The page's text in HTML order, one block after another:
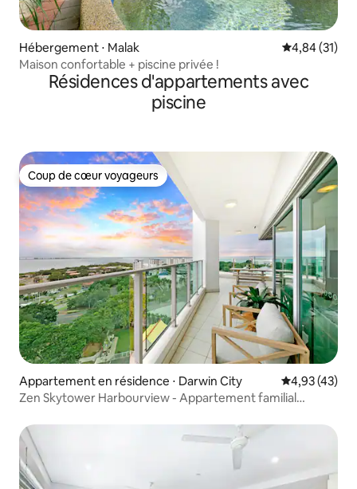
Hébergement ⋅ Malak Évaluation
4,84 (31)
Maison confortable + piscine privée !
Résidences d'appartements avec
piscine
Coup de cœur voyageurs
Coup de cœur voyageurs
Appartement en résidence ⋅ Darwin City Évaluation
4,93 (43)
Zen Skytower Harbourview - Appartement familial